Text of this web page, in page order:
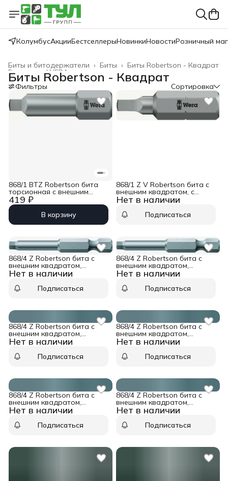
КолумбусАкцииБестселлерыНовинкиНовостиРозничный
Биты Robertson - Квадрат
Биты ›
Биты и битодержатели ›
WERA
Главная
Биты Robertson - Квадрат
Фильтры Сортировка
419 ₽
868/1 BTZ Robertson бита
торсионная с внешним
квадратом, 1/4&quot; C6.3, R
2 x 25 мм Wera WE-066446
В корзину
Нет в наличии
868/1 Z V Robertson бита с
внешним квадратом, с
фиксацией, 1/4&quot; C6.3, R
1 x 25 мм Wera WE-340245
Подписаться
Нет в наличии
868/4 Z Robertson бита с
внешним квадратом,
1/4&quot; E6.3, R 3 x 152 мм
Wera WE-134807
Подписаться
Нет в наличии
868/4 Z Robertson бита с
внешним квадратом,
1/4&quot; E6.3, R 2 x 152 мм
Wera WE-134806
Подписаться
Нет в наличии
868/4 Z Robertson бита с
внешним квадратом,
1/4&quot; E6.3, R 1 x 152 мм
Wera WE-134805
Подписаться
Нет в наличии
868/4 Z Robertson бита с
внешним квадратом,
1/4&quot; E6.3, R 3 x 89 мм
Wera WE-134802
Подписаться
Нет в наличии
868/4 Z Robertson бита с
внешним квадратом,
1/4&quot; E6.3, R 2 x 89 мм
Wera WE-134801
Подписаться
Нет в наличии
868/4 Z Robertson бита с
внешним квадратом,
1/4&quot; E6.3, R 1 x 89 мм
Wera WE-134800
Подписаться